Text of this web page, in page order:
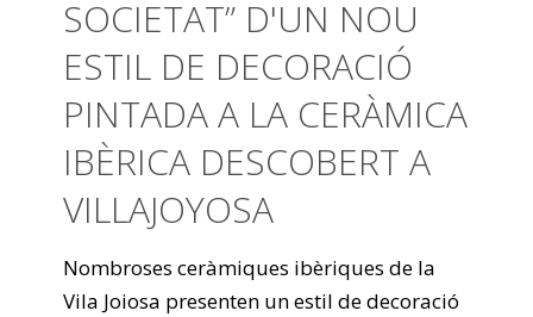
SOCIETAT” D'UN NOU
ESTIL DE DECORACIÓ
PINTADA A LA CERÀMICA
IBÈRICA DESCOBERT A
VILLAJOYOSA
Nombroses ceràmiques ibèriques de la
Vila Joiosa presenten un estil de decoració